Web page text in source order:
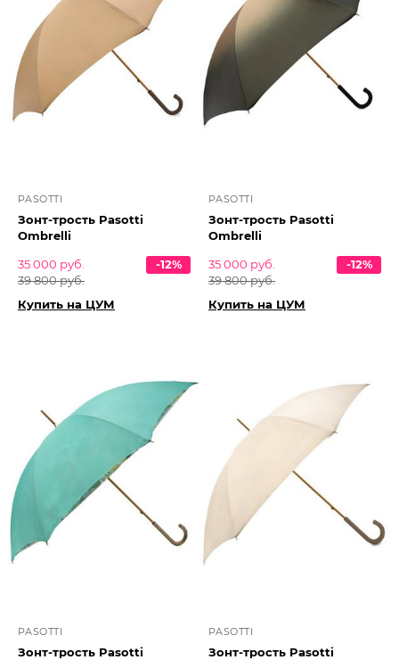
PASOTTI
Зонт-трость Pasotti
Ombrelli
35 000 руб.
39 800 руб.
-12%
Купить на ЦУМ
PASOTTI
Зонт-трость Pasotti
Ombrelli
35 000 руб.
39 800 руб.
-12%
Купить на ЦУМ
PASOTTI
Зонт-трость Pasotti
PASOTTI
Зонт-трость Pasotti